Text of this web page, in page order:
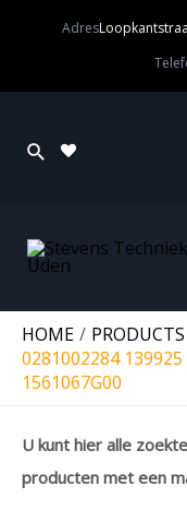
Adres
HOME
PRODUCTS
0281002284
1561067G00
U kunt hier alle
producten met een